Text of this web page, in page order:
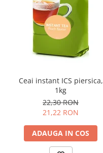
Ceai instant ICS piersica,
1kg
22,30 RON
21,22 RON
ADAUGA IN COS